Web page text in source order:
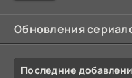
Обновления
Последние